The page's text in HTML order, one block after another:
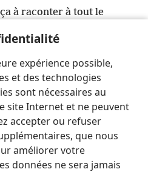
expérience possible,
et des technologies
sont nécessaires au
site Internet et ne peuvent
accepter ou refuser
que nous
améliorer votre
données ne sera jamais
à raconter à tout le
une ville sans être
l’extérieur, dans des
à venir vers lui de
Préférences